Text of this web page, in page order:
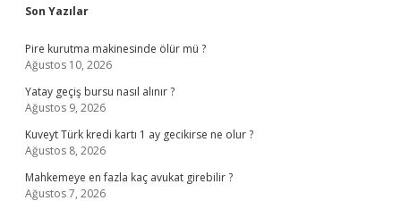
Sidebar
Son Yazılar
Pire kurutma makinesinde ölür mü ?
Ağustos 10, 2026
Yatay geçiş bursu nasıl alınır ?
Ağustos 9, 2026
Kuveyt Türk kredi kartı 1 ay gecikirse ne olur ?
Ağustos 8, 2026
Mahkemeye en fazla kaç avukat girebilir ?
Ağustos 7, 2026